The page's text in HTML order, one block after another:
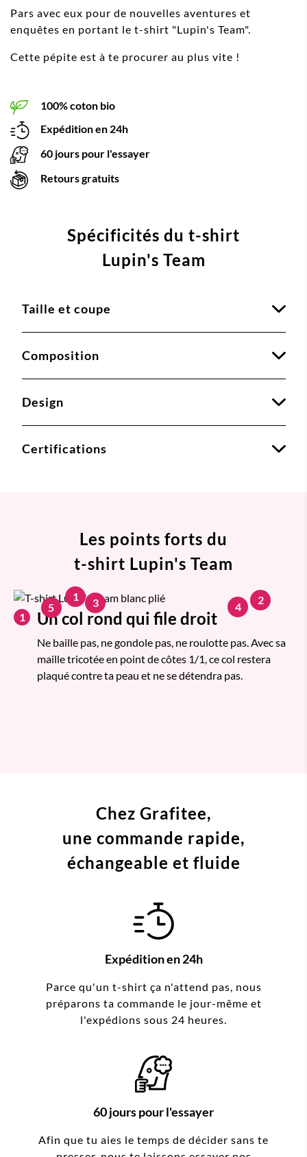
Pars avec eux pour de nouvelles aventures et
enquêtes en portant le t-shirt "Lupin's Team".
Cette pépite est à te procurer au plus vite !
100% coton bio
Expédition en 24h
60 jours pour l'essayer
Retours gratuits
Spécificités du t-shirt
Lupin's Team
Taille et coupe
Composition
Design
Certifications
Les points forts du
t-shirt Lupin's Team
1 Un col rond qui file droit
Ne baille pas, ne gondole pas, ne roulotte pas. Avec sa
maille tricotée en point de côtes 1/1, ce col restera
plaqué contre ta peau et ne se détendra pas.
1 2
3 4
5
Chez Grafitee,
une commande rapide,
échangeable et fluide
Expédition en 24h
Parce qu'un t-shirt ça n'attend pas, nous
préparons ta commande le jour-même et
l'expédions sous 24 heures.
60 jours pour l'essayer
Afin que tu aies le temps de décider sans te